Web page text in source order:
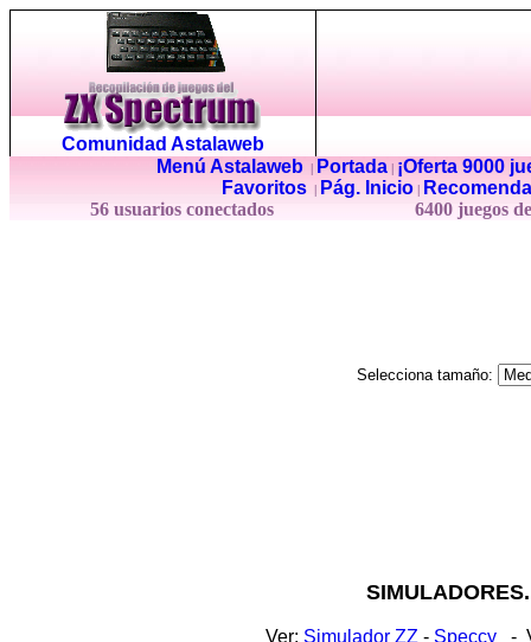
Comunidad Astalaweb
Menú Astalaweb| Portada|
¡Oferta 9000
Favoritos
Pág. Inicio
56 usuarios conectados
6400 juegos
Selecciona tamaño:
Ver: Simulador ZZ - Speccy -